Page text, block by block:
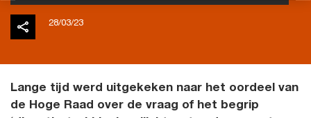
28/03/23
Lange tijd werd uitgekeken naar het oordeel van
de Hoge Raad over de vraag of het begrip